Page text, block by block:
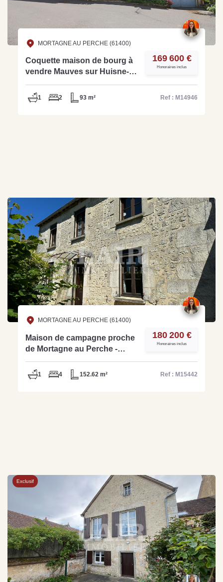
MORTAGNE AU PERCHE (61400)
Coquette maison de bourg à
vendre Mauves sur Huisne-
169 600 €
Honoraires inclus
1 2 93 m² Ref : M14946
MORTAGNE AU PERCHE (61400)
Maison de campagne proche
de Mortagne au Perche -
M15442
180 200 €
Honoraires inclus
1 4 152.62 m² Ref : M15442
Exclusif